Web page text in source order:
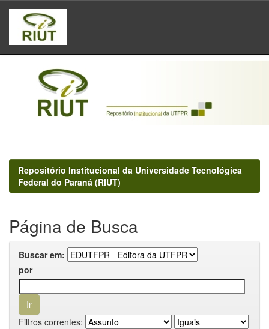
Skip
navigation
Repositório Institucional da Universidade Tecnológica
Federal do Paraná (RIUT)
Página de Busca
Buscar em:
por
Filtros correntes: